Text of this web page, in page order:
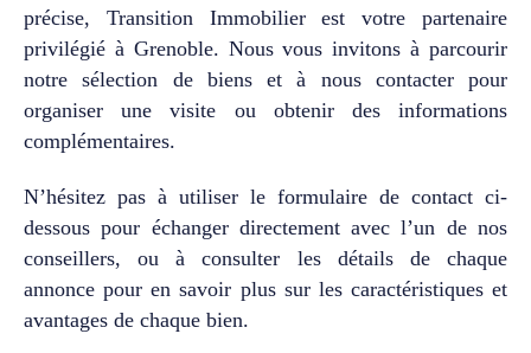
récemment
installée,cheminée
Godin labellisée
Flamme Verte,Cette
maison représente une
opportunité rare sur le
acquéreurs recherchant
un cadre de vie
privilégié, à proximité
immédiate de
Grenoble, tout en
bénéficiant d’un
précise, Transition Immobilier est votre partenaire
privilégié à Grenoble. Nous vous invitons à parcourir
notre sélection de biens et à nous contacter pour
organiser une visite ou obtenir des informations
complémentaires.
N’hésitez pas à utiliser le formulaire de contact ci-
dessous pour échanger directement avec l’un de nos
conseillers, ou à consulter les détails de chaque
annonce pour en savoir plus sur les caractéristiques et
avantages de chaque bien.